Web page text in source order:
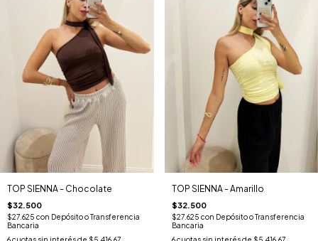
TOP SIENNA - Chocolate
$32.500
$27.625 con Depósito o Transferencia
Bancaria
TOP SIENNA - Amarillo
$32.500
$27.625 con Depósito o Transferencia
Bancaria